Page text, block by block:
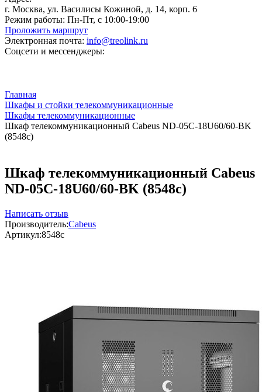
г. Москва, ул. Василисы Кожиной, д. 14, корп. 6
Режим работы: Пн-Пт, с 10:00-19:00
Проложить маршрут
Электронная почта: info@treolink.ru
Соцсети и мессенджеры:
Главная
Шкафы и стойки телекоммуникационные
Шкафы телекоммуникационные
Шкаф телекоммуникационный Cabeus ND-05C-18U60/60-BK
(8548c)
Шкаф телекоммуникационный Cabeus
ND-05C-18U60/60-BK (8548c)
Написать отзыв
Производитель:Cabeus
Артикул:8548c